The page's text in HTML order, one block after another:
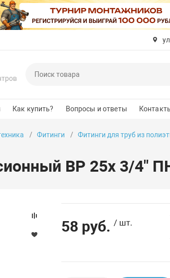
Как купить? Вопросы и ответы
Фитинги Фитинги для труб из
ВР 25x 3/4"
58 руб. / шт.